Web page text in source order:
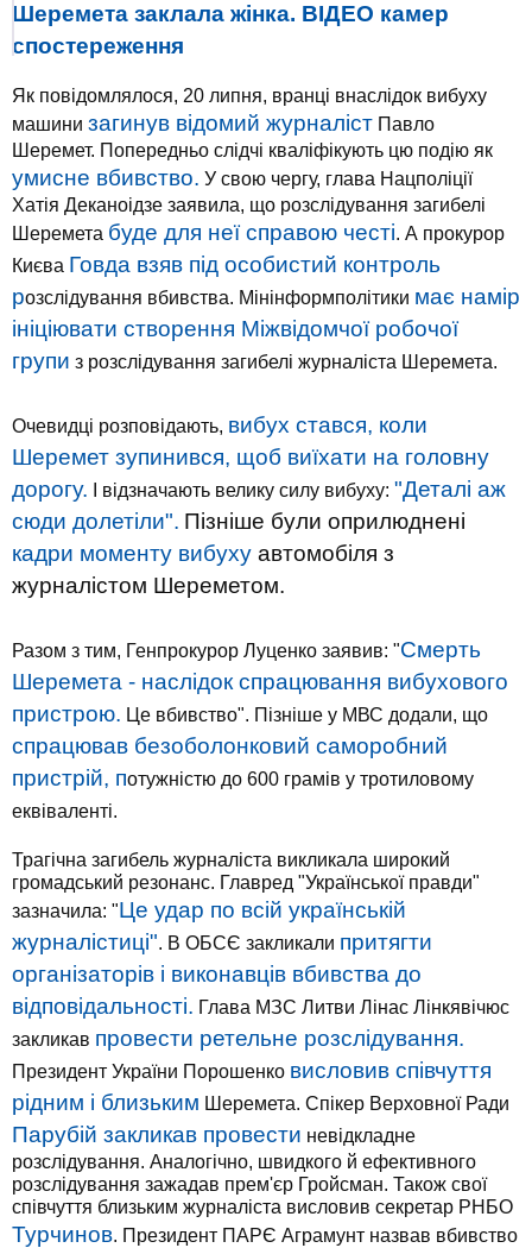
Шеремета заклала жінка. ВІДЕО камер
спостереження
Як повідомлялося, 20 липня, вранці внаслідок вибуху
машини загинув відомий журналіст Павло
Шеремет. Попередньо слідчі кваліфікують цю подію як
умисне вбивство. У свою чергу, глава Нацполіції
Хатія Деканоідзе заявила, що розслідування загибелі
Шеремета буде для неї справою честі. А прокурор
Києва Говда взяв під особистий контроль
розслідування вбивства. Мінінформполітики має намір
ініціювати створення Міжвідомчої робочої
групи з розслідування загибелі журналіста Шеремета.
Очевидці розповідають, вибух стався, коли
Шеремет зупинився, щоб виїхати на головну
дорогу. І відзначають велику силу вибуху: "Деталі аж
сюди долетіли". Пізніше були оприлюднені
кадри моменту вибуху автомобіля з
журналістом Шереметом.
Разом з тим, Генпрокурор Луценко заявив: "Смерть
Шеремета - наслідок спрацювання вибухового
пристрою. Це вбивство". Пізніше у МВС додали, що
спрацював безоболонковий саморобний
пристрій, потужністю до 600 грамів у тротиловому
еквіваленті.
Трагічна загибель журналіста викликала широкий
громадський резонанс. Главред "Української правди"
зазначила: "Це удар по всій українській
журналістиці". В ОБСЄ закликали притягти
організаторів і виконавців вбивства до
відповідальності. Глава МЗС Литви Лінас Лінкявічюс
закликав провести ретельне розслідування.
Президент України Порошенко висловив співчуття
рідним і близьким Шеремета. Спікер Верховної Ради
Парубій закликав провести невідкладне
розслідування. Аналогічно, швидкого й ефективного
розслідування зажадав прем'єр Гройсман. Також свої
співчуття близьким журналіста висловив секретар РНБО
Турчинов. Президент ПАРЄ Аграмунт назвав вбивство